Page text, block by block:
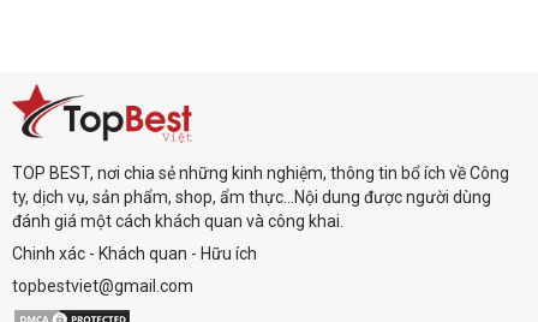
TOP BEST, nơi chia sẻ những kinh nghiệm, thông tin bổ ích về Công
ty, dịch vụ, sản phẩm, shop, ẩm thực...Nội dung được người dùng
đánh giá một cách khách quan và công khai.
Chinh xác - Khách quan - Hữu ích
topbestviet@gmail.com